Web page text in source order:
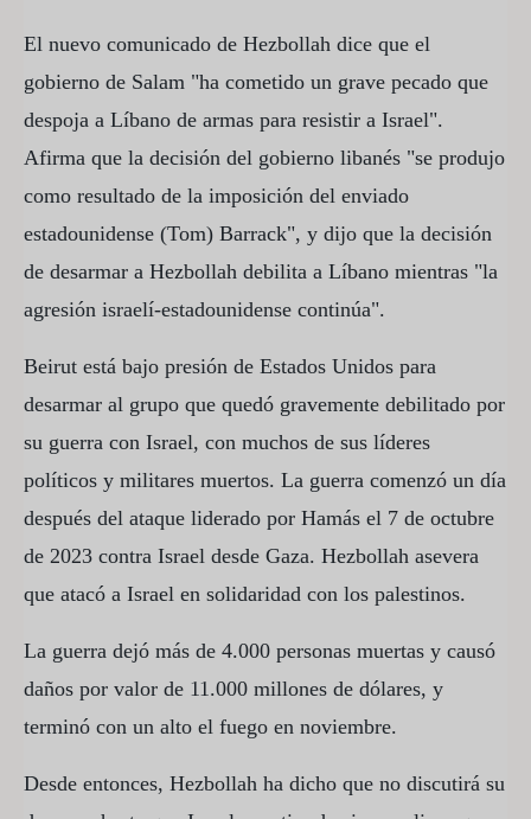
El nuevo comunicado de Hezbollah dice que el
gobierno de Salam "ha cometido un grave pecado que
despoja a Líbano de armas para resistir a Israel".
Afirma que la decisión del gobierno libanés "se produjo
como resultado de la imposición del enviado
estadounidense (Tom) Barrack", y dijo que la decisión
de desarmar a Hezbollah debilita a Líbano mientras "la
agresión israelí-estadounidense continúa".
Beirut está bajo presión de Estados Unidos para
desarmar al grupo que quedó gravemente debilitado por
su guerra con Israel, con muchos de sus líderes
políticos y militares muertos. La guerra comenzó un día
después del ataque liderado por Hamás el 7 de octubre
de 2023 contra Israel desde Gaza. Hezbollah asevera
que atacó a Israel en solidaridad con los palestinos.
La guerra dejó más de 4.000 personas muertas y causó
daños por valor de 11.000 millones de dólares, y
terminó con un alto el fuego en noviembre.
Desde entonces, Hezbollah ha dicho que no discutirá su